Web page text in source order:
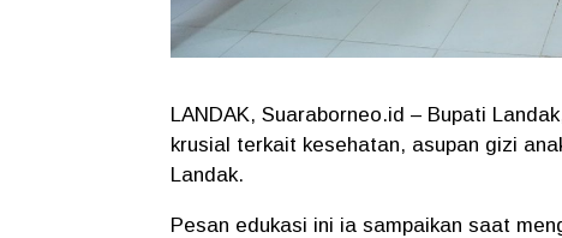
LANDAK, Suaraborneo.id – Bupati
krusial terkait kesehatan, asupan gizi
Landak.
Pesan edukasi ini ia sampaikan saat